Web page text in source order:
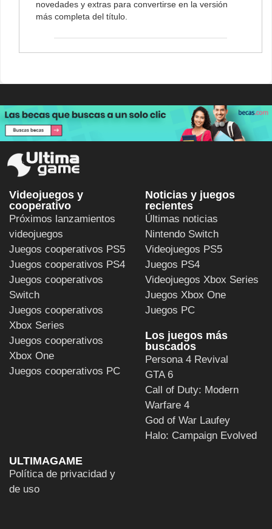
novedades y extras para convertirse en la versión
más completa del título.
Videojuegos y
cooperativo
Próximos lanzamientos
videojuegos
Juegos cooperativos PS5
Juegos cooperativos PS4
Juegos cooperativos
Switch
Juegos cooperativos
Xbox Series
Juegos cooperativos
Xbox One
Juegos cooperativos PC
Noticias y juegos
recientes
Últimas noticias
Nintendo Switch
Videojuegos PS5
Juegos PS4
Videojuegos Xbox Series
Juegos Xbox One
Juegos PC
Los juegos más
buscados
Persona 4 Revival
GTA 6
Call of Duty: Modern
Warfare 4
God of War Laufey
Halo: Campaign Evolved
ULTIMAGAME
Política de privacidad y
de uso